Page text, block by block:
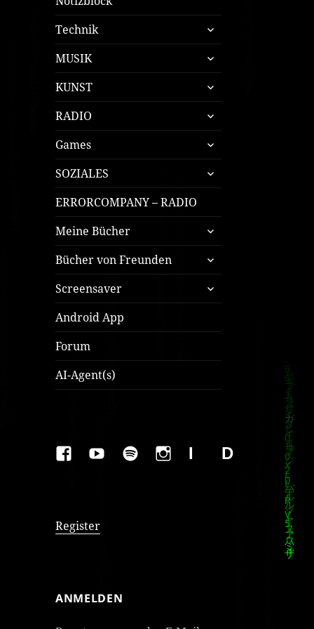
Technik
untermenü
öffnen
MUSIK
untermenü
öffnen
KUNST
untermenü
öffnen
RADIO
untermenü
öffnen
Games
untermenü
öffnen
SOZIALES
untermenü
öffnen
ERRORCOMPANY – RADIO
Meine Bücher
untermenü
öffnen
Bücher von Freunden
untermenü
öffnen
Screensaver
untermenü
öffnen
Android App
Forum
AI-Agent(s)
FAKEBOOK
YOUTUBESPOTIFYINSTAGRAM
IMPRESSUM
Register
ANMELDEN